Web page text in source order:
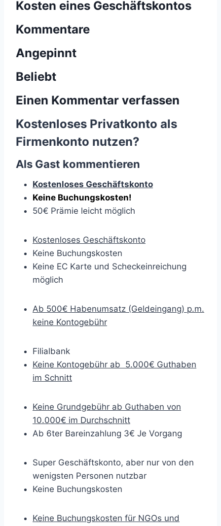
Kosten eines Geschäftskontos
Kommentare
Angepinnt
Beliebt
Einen Kommentar verfassen
Kostenloses Privatkonto als
Firmenkonto nutzen?
Als Gast kommentieren
Kostenloses Geschäftskonto
Keine Buchungskosten!
50€ Prämie leicht möglich
Kostenloses Geschäftskonto
Keine Buchungskosten
Keine EC Karte und Scheckeinreichung
möglich
Ab 500€ Habenumsatz (Geldeingang) p.m.
keine Kontogebühr
Filialbank
Keine Kontogebühr ab 5.000€ Guthaben
im Schnitt
Keine Grundgebühr ab Guthaben von
10.000€ im Durchschnitt
Ab 6ter Bareinzahlung 3€ Je Vorgang
Super Geschäftskonto, aber nur von den
wenigsten Personen nutzbar
Keine Buchungskosten
Keine Buchungskosten für NGOs und